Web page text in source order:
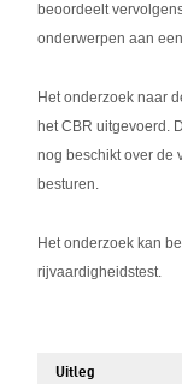
beoordeelt
onderwerpen aan
Het onderzoek naar
het CBR uitgevoerd.
nog beschikt over de
besturen.
Het onderzoek kan
rijvaardigheidstest.
Uitleg